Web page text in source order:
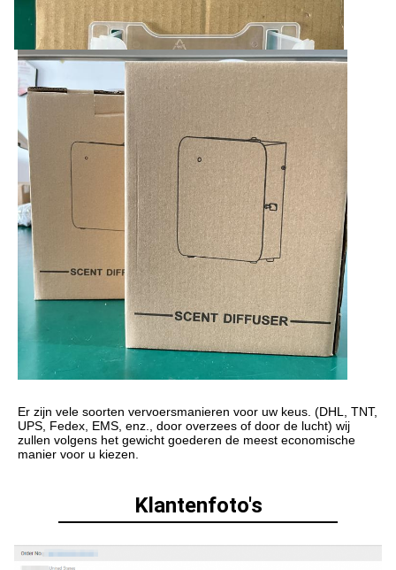
Er zijn vele soorten vervoersmanieren voor uw keus. (DHL, TNT,
UPS, Fedex, EMS, enz., door overzees of door de lucht) wij
zullen volgens het gewicht goederen de meest economische
manier voor u kiezen.
Klantenfoto's